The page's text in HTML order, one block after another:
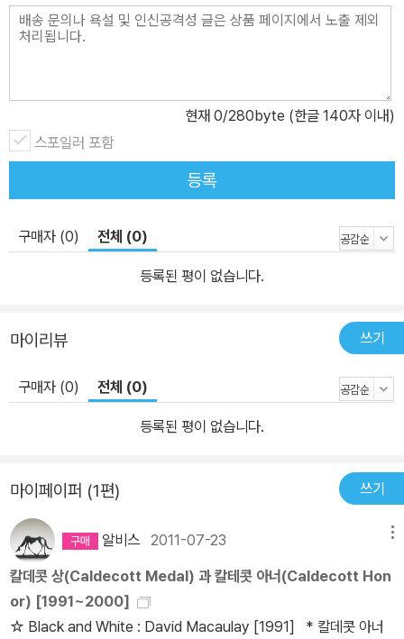
현재 0/280byte (한글 140자 이내)
스포일러 포함
등록
구매자 (0) 전체 (0)
등록된 평이 없습니다.
마이리뷰 쓰기
구매자 (0) 전체 (0)
등록된 평이 없습니다.
마이페이퍼 (1편) 쓰기
알비스 2011-07-23
칼데콧 상(Caldecott Medal) 과 칼테콧 아너(Caldecott Hon
or) [1991~2000]
☆ Black and White : David Macaulay [1991] * 칼데콧 아너